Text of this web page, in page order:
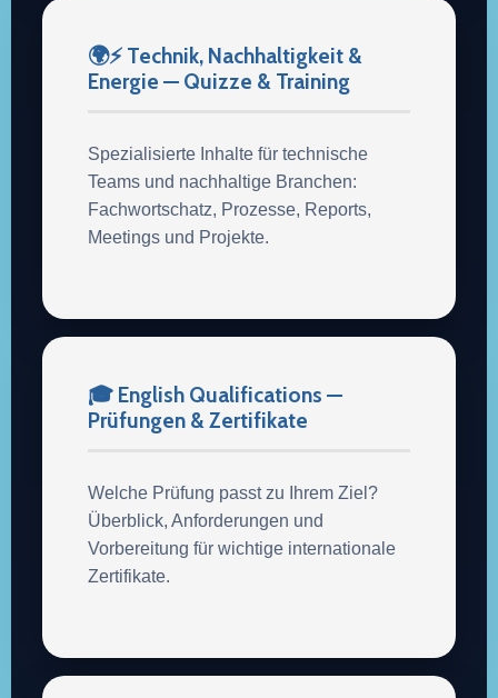
🌍⚡ Technik, Nachhaltigkeit &
Energie — Quizze & Training
Spezialisierte Inhalte für technische
Teams und nachhaltige Branchen:
Fachwortschatz, Prozesse, Reports,
Meetings und Projekte.
🎓 English Qualifications —
Prüfungen & Zertifikate
Welche Prüfung passt zu Ihrem Ziel?
Überblick, Anforderungen und
Vorbereitung für wichtige internationale
Zertifikate.